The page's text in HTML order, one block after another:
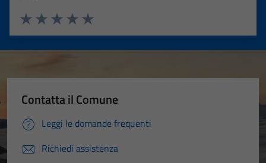
Valuta 5 stelle su 5
Valuta 4 stelle su 5
Valuta 3 stelle su 5
Valuta 2 stelle su 5
Valuta 1 stelle su 5
Contatta il Comune
Leggi le domande frequenti
Richiedi assistenza